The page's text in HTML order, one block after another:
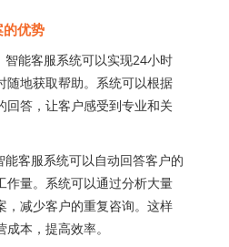
的优势
智能客服系统可以实现24小时
随地获取帮助。系统可以根据
回答，让客户感受到专业和关
能客服系统可以自动回答客户的
作量。系统可以通过分析大量
，减少客户的重复咨询。这样
本，提高效率。